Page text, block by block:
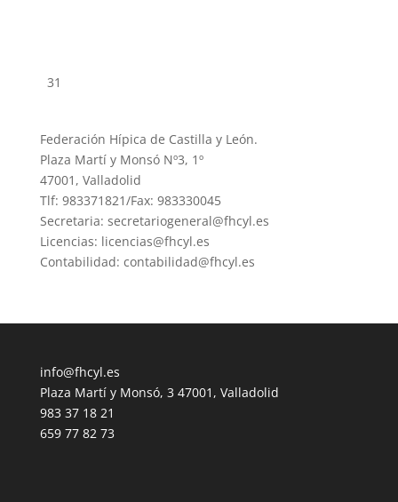
31
Federación Hípica de Castilla y León.
Plaza Martí y Monsó Nº3, 1º
47001, Valladolid
Tlf: 983371821/Fax: 983330045
Secretaria: secretariogeneral@fhcyl.es
Licencias: licencias@fhcyl.es
Contabilidad: contabilidad@fhcyl.es
info@fhcyl.es
Plaza Martí y Monsó, 3 47001, Valladolid
983 37 18 21
659 77 82 73